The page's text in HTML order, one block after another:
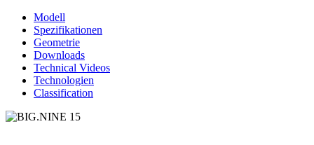
Modell
Spezifikationen
Geometrie
Downloads
Technical Videos
Technologien
Classification